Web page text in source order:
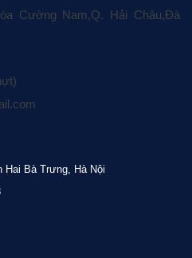
Cường Nam,Q. Hải Châu,Đà
Hai Bà Trưng, Hà Nội